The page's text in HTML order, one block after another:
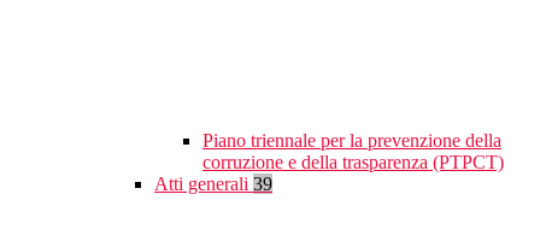
Piano triennale per la prevenzione della
corruzione e della trasparenza (PTPCT)
Atti generali 39